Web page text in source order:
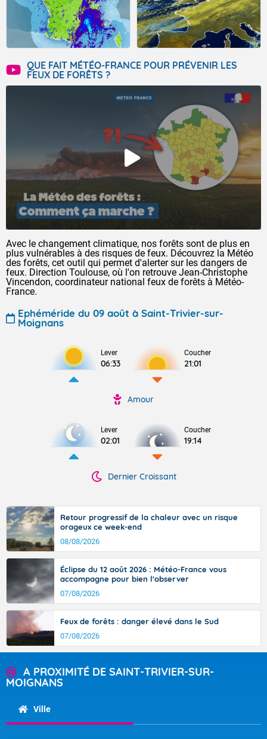
QUE FAIT MÉTÉO-FRANCE POUR PRÉVENIR LES
FEUX DE FORÊTS ?
Avec le changement climatique, nos forêts sont de plus en
plus vulnérables à des risques de feux. Découvrez la Météo
des forêts, cet outil qui permet d'alerter sur les dangers de
feux. Direction Toulouse, où l'on retrouve Jean-Christophe
Vincendon, coordinateur national feux de forêts à Météo-
France.
Ephéméride du 09 août à Saint-Trivier-sur-
Moignans
Lever
06:33
Coucher
21:01
Amour
Lever
02:01
Coucher
19:14
Dernier Croissant
Retour progressif de la chaleur avec un risque
orageux ce week-end
08/08/2026
Éclipse du 12 août 2026 : Météo-France vous
accompagne pour bien l'observer
07/08/2026
Feux de forêts : danger élevé dans le Sud
07/08/2026
A PROXIMITÉ DE SAINT-TRIVIER-SUR-
MOIGNANS
Ville